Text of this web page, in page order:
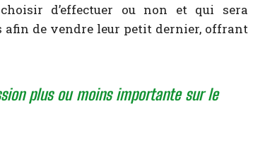
d’effectuer ou non et qui sera
afin de vendre leur petit dernier, offrant
plus ou moins importante sur le